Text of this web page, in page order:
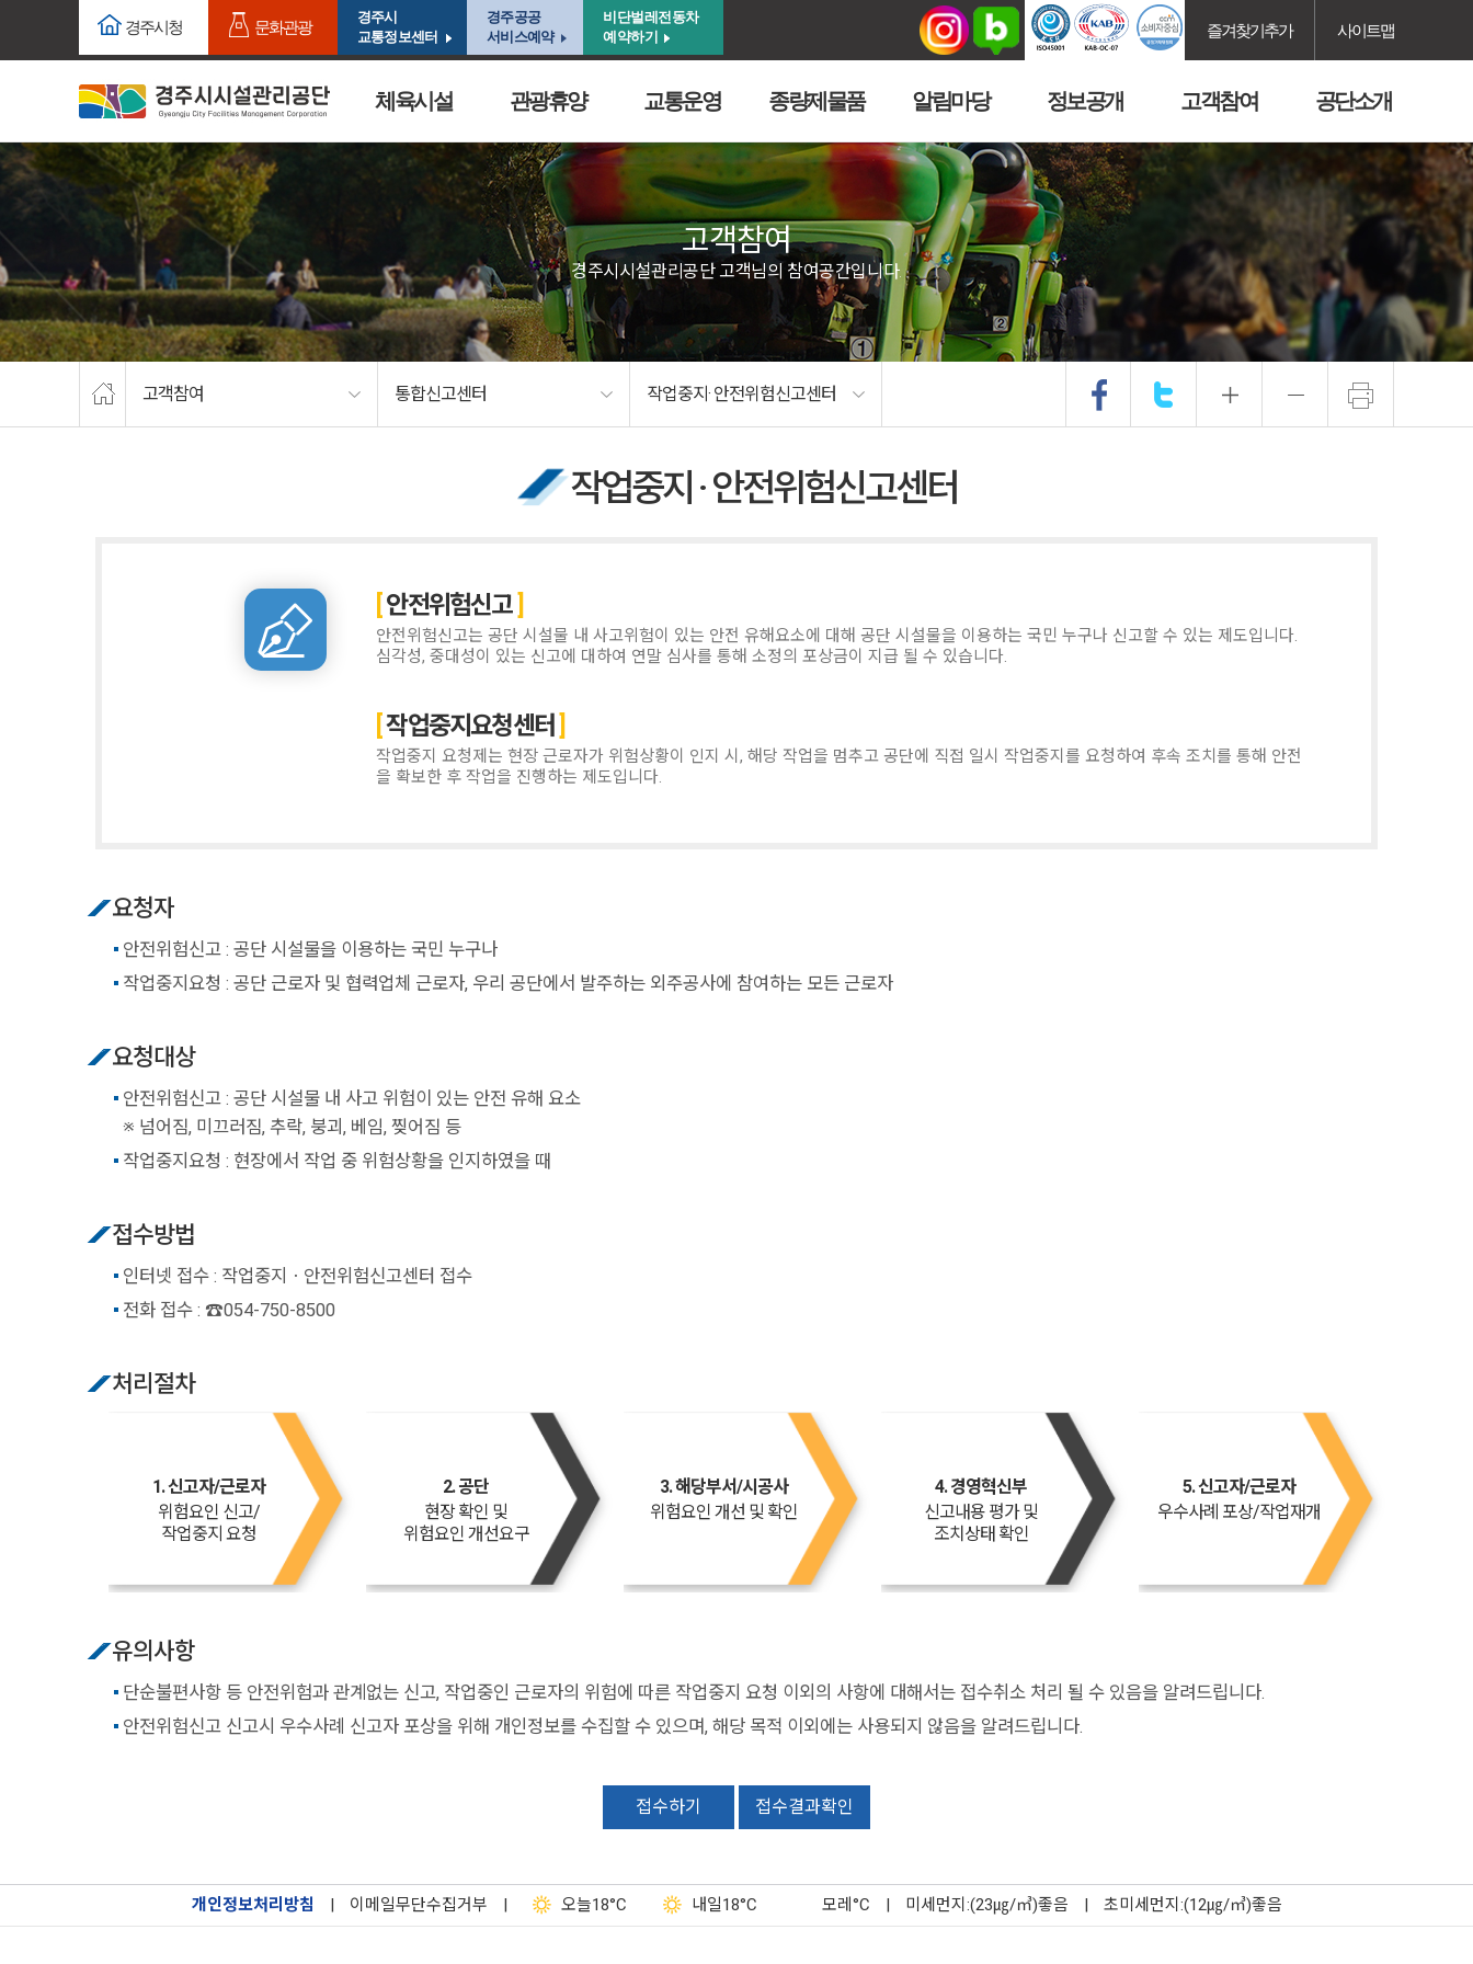
주요메뉴로 건너뛰기
경주시청 문화관광
경주시
교통정보센터
경주공공
서비스예약
비단벌레전동차
예약하기
즐겨찾기추가 사이트맵
체육시설 관광휴양 교통운영 종량제물품 알림마당 정보공개 고객참여 공단소개
고객참여
경주시시설관리공단 고객님의 참여공간입니다.
고객참여 통합신고센터 작업중지· 안전위험신고센터
작업중지 · 안전위험신고센터
안전위험신고
안전위험신고는 공단 시설물 내 사고위험이 있는 안전 유해요소에 대해 공단 시설물을 이용하는 국민 누구나 신고할 수 있는 제도입니다.
심각성, 중대성이 있는 신고에 대하여 연말 심사를 통해 소정의 포상금이 지급 될 수 있습니다.
작업중지요청센터
작업중지 요청제는 현장 근로자가 위험상황이 인지 시, 해당 작업을 멈추고 공단에 직접 일시 작업중지를 요청하여 후속 조치를 통해 안전
을 확보한 후 작업을 진행하는 제도입니다.
요청자
안전위험신고 : 공단 시설물을 이용하는 국민 누구나
작업중지요청 : 공단 근로자 및 협력업체 근로자, 우리 공단에서 발주하는 외주공사에 참여하는 모든 근로자
요청대상
안전위험신고 : 공단 시설물 내 사고 위험이 있는 안전 유해 요소
※ 넘어짐, 미끄러짐, 추락, 붕괴, 베임, 찢어짐 등
작업중지요청 : 현장에서 작업 중 위험상황을 인지하였을 때
접수방법
인터넷 접수 : 작업중지ㆍ안전위험신고센터 접수
전화 접수 : ☎054-750-8500
처리절차
1. 신고자/근로자
위험요인 신고/
작업중지 요청
2. 공단
현장 확인 및
위험요인 개선요구
3. 해당부서/시공사
위험요인 개선 및 확인
4. 경영혁신부
신고내용 평가 및
조치상태 확인
5. 신고자/근로자
우수사례 포상/작업재개
유의사항
단순불편사항 등 안전위험과 관계없는 신고, 작업중인 근로자의 위험에 따른 작업중지 요청 이외의 사항에 대해서는 접수취소 처리 될 수 있음을 알려드립니다.
안전위험신고 신고시 우수사례 신고자 포상을 위해 개인정보를 수집할 수 있으며, 해당 목적 이외에는 사용되지 않음을 알려드립니다.
접수하기 접수결과확인
개인정보처리방침 | 이메일무단수집거부 | 오늘18°C 내일18°C 모레 °C | 미세먼지:(23㎍/㎥)좋음 | 초미세먼지:(12㎍/㎥)좋음